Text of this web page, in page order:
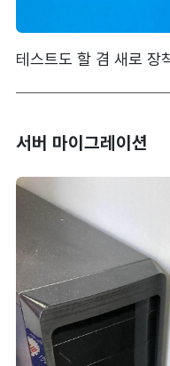
테스트도 할 겸 새로 장
서버 마이그레이션